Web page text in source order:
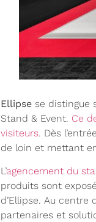
Ellipse se distingue
Stand & Event. Ce
visiteurs. Dès
de loin et mettant
L’agencement du
produits sont
d’Ellipse. Au
partenaires et